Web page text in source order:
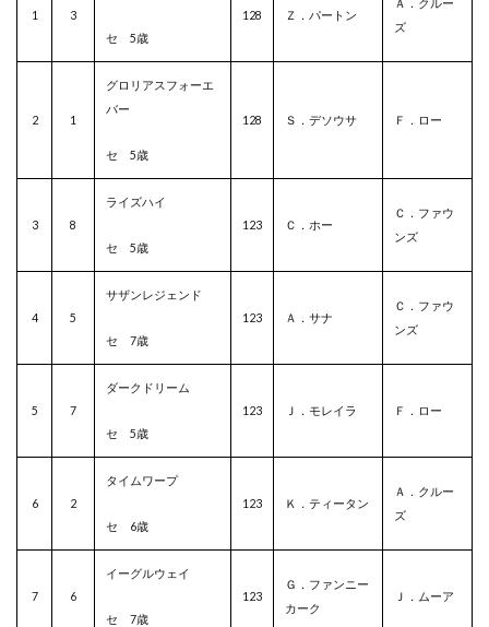
1
3
セ 5歳
128 Ｚ．パートン
ズ
2 1
グロリアスフォーエ
バー
セ 5歳
128 Ｓ．デソウサ Ｆ．ロー
3 8
ライズハイ
セ 5歳
123 Ｃ．ホー
Ｃ．ファウ
ンズ
4 5
サザンレジェンド
セ 7歳
123 Ａ．サナ
Ｃ．ファウ
ンズ
5 7
ダークドリーム
セ 5歳
123 Ｊ．モレイラ Ｆ．ロー
6 2
タイムワープ
セ 6歳
123 Ｋ．ティータン
Ａ．クルー
ズ
7 6
イーグルウェイ
セ 7歳
123
Ｇ．ファンニー
カーク
Ｊ．ムーア